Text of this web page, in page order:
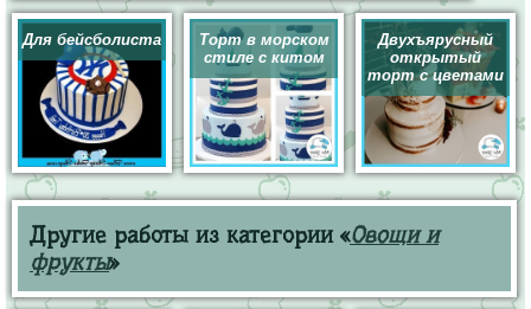
Для бейсболиста
Торт в морском
стиле с китом
Двухъярусный
открытый
торт с цветами
Другие работы из категории «Овощи и
фрукты»